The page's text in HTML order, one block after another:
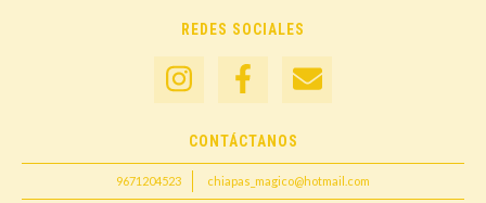
REDES SOCIALES
CONTÁCTANOS
9671204523 chiapas_magico@hotmail.com